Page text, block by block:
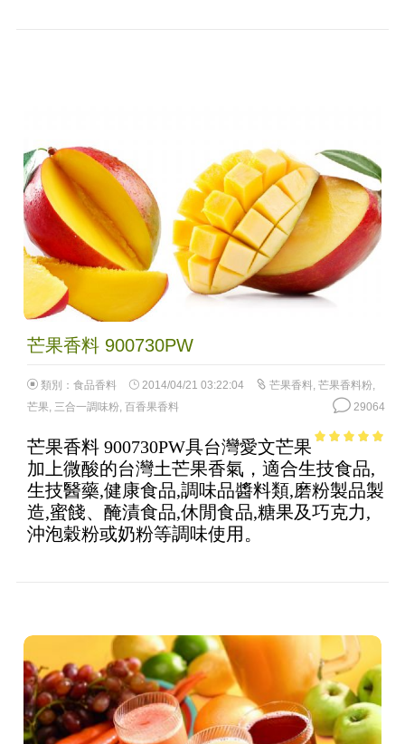
芒果香料 900730PW
類別： 食品香料 2014/04/21 03:22:04 芒果香料, 芒果香料粉,
芒果, 三合一調味粉, 百香果香料 29064
5
芒果香料 900730PW具台灣愛文芒果
加上微酸的台灣土芒果香氣，適合生技食品,
生技醫藥,健康食品,調味品醬料類,磨粉製品製
造,蜜餞、醃漬食品,休閒食品,糖果及巧克力,
沖泡穀粉或奶粉等調味使用。